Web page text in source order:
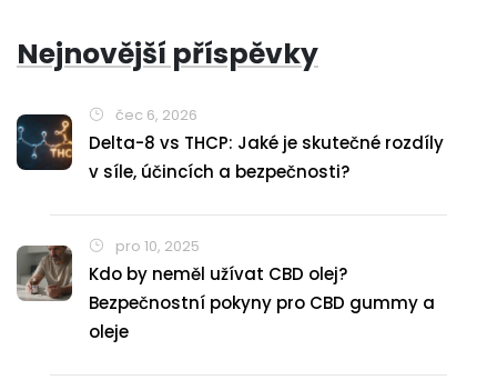
Nejnovější příspěvky
čec 6, 2026
Delta-8 vs THCP: Jaké je skutečné rozdíly
v síle, účincích a bezpečnosti?
pro 10, 2025
Kdo by neměl užívat CBD olej?
Bezpečnostní pokyny pro CBD gummy a
oleje